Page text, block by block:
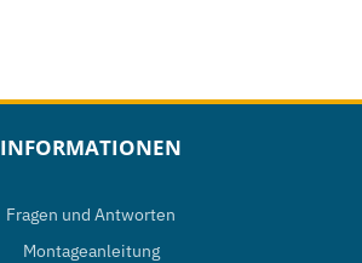
INFORMATIONEN
Fragen und Antworten
Montageanleitung